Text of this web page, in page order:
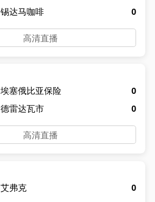
锡达马咖啡
0
高清直播
埃塞俄比亚保险
德雷达瓦市
0
0
高清直播
艾弗克
0